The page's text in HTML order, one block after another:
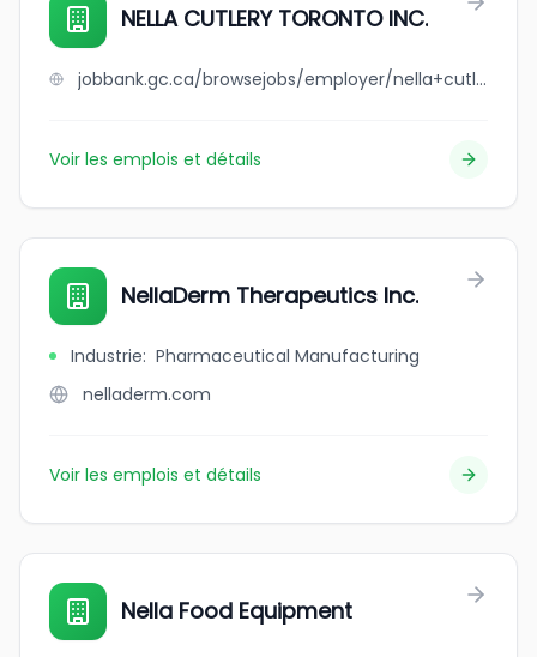
NELLA CUTLERY TORONTO INC.
jobbank.gc.ca/browsejobs/employer/nella+cutlery+toronto+inc./ca
Voir les emplois et détails
NellaDerm Therapeutics Inc.
Industrie: Pharmaceutical Manufacturing
nelladerm.com
Voir les emplois et détails
Nella Food Equipment